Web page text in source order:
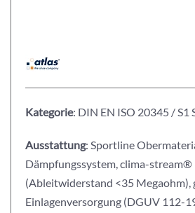
Kategorie: DIN EN ISO 20345 / S1
Ausstattung: Sportline
Dämpfungssystem, clima-stream®
(Ableitwiderstand <35 Megaohm),
Einlagenversorgung (DGUV 112-